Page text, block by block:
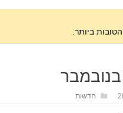
חדשות